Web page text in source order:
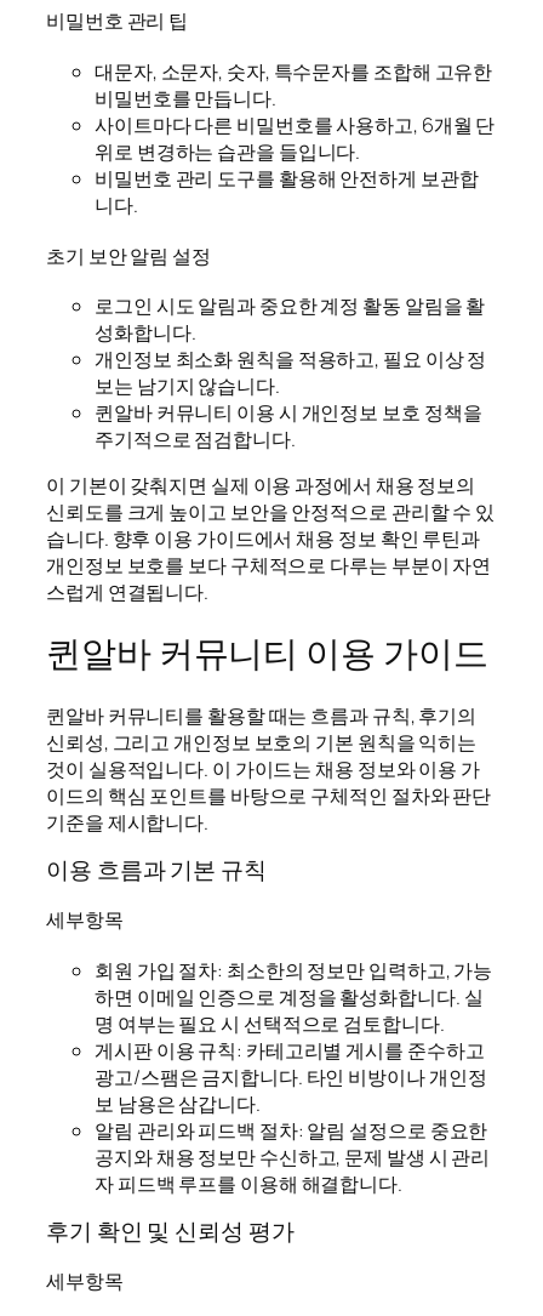
비밀번호 관리 팁
대문자, 소문자, 숫자, 특수문자를 조합해 고유한
비밀번호를 만듭니다.
사이트마다 다른 비밀번호를 사용하고, 6개월 단
위로 변경하는 습관을 들입니다.
비밀번호 관리 도구를 활용해 안전하게 보관합
니다.
초기 보안 알림 설정
로그인 시도 알림과 중요한 계정 활동 알림을 활
성화합니다.
개인정보 최소화 원칙을 적용하고, 필요 이상 정
보는 남기지 않습니다.
퀸알바 커뮤니티 이용 시 개인정보 보호 정책을
주기적으로 점검합니다.
이 기본이 갖춰지면 실제 이용 과정에서 채용 정보의
신뢰도를 크게 높이고 보안을 안정적으로 관리할 수 있
습니다. 향후 이용 가이드에서 채용 정보 확인 루틴과
개인정보 보호를 보다 구체적으로 다루는 부분이 자연
스럽게 연결됩니다.
퀸알바 커뮤니티 이용 가이드
퀸알바 커뮤니티를 활용할 때는 흐름과 규칙, 후기의
신뢰성, 그리고 개인정보 보호의 기본 원칙을 익히는
것이 실용적입니다. 이 가이드는 채용 정보와 이용 가
이드의 핵심 포인트를 바탕으로 구체적인 절차와 판단
기준을 제시합니다.
이용 흐름과 기본 규칙
세부항목
회원 가입 절차: 최소한의 정보만 입력하고, 가능
하면 이메일 인증으로 계정을 활성화합니다. 실
명 여부는 필요 시 선택적으로 검토합니다.
게시판 이용 규칙: 카테고리별 게시를 준수하고
광고/스팸은 금지합니다. 타인 비방이나 개인정
보 남용은 삼갑니다.
알림 관리와 피드백 절차: 알림 설정으로 중요한
공지와 채용 정보만 수신하고, 문제 발생 시 관리
자 피드백 루프를 이용해 해결합니다.
후기 확인 및 신뢰성 평가
세부항목